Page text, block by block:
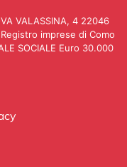
VALASSINA, 4 22046
imprese di Como
SOCIALE Euro 30.000